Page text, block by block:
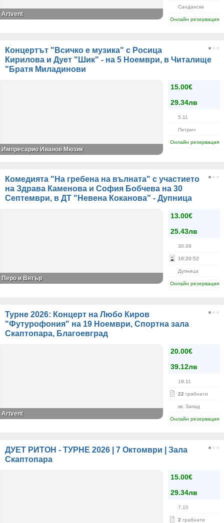
Сандански
Онлайн резервация
Artvent
Концертът "Всичко е музика" с Росица
Кирилова и Дует "Шик" - на 5 Ноември, в Читалище
"Братя Миладинови
15.00€
29.34лв
5.11
Петрич
Онлайн резервация
Импресарио Иванов Мюзик
Комедията "На гребена на вълната" с участието
на Здрава Каменова и София Бобчева на 30
Септември, в ДТ "Невена Коканова" - Дупница
13.00€
25.43лв
30.09
16:20:52
Дупница
Онлайн резервация
Перо и Вятър
Турне 2026: Концерт на Любо Киров
"Футурофония" на 19 Ноември, Спортна зала
Скаптопара, Благоевград
20.00€
39.12лв
19.11
22 грабнати
кв. Запад
Онлайн резервация
Artvent
ДУЕТ РИТОН - ТУРНЕ 2026 | 7 Октомври | Зала
Скаптопара
15.00€
29.34лв
7.10
2 грабнати